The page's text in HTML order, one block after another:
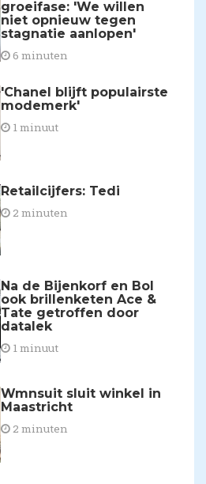
groeifase: 'We willen
niet opnieuw tegen
stagnatie aanlopen'
6 minuten
'Chanel blijft populairste
modemerk'
1 minuut
Retailcijfers: Tedi
2 minuten
Na de Bijenkorf en Bol
ook brillenketen Ace &
Tate getroffen door
datalek
1 minuut
Wmnsuit sluit winkel in
Maastricht
2 minuten